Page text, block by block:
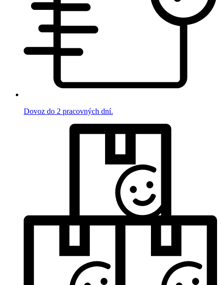
Dovoz do 2 pracovných dní.